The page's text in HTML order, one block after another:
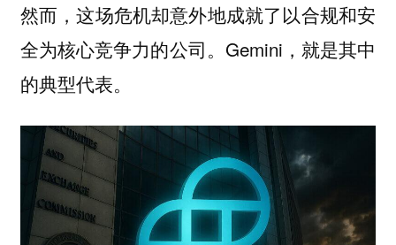
然而，这场危机却意外地成就了以合规和安
全为核心竞争力的公司。Gemini，就是其中
的典型代表。